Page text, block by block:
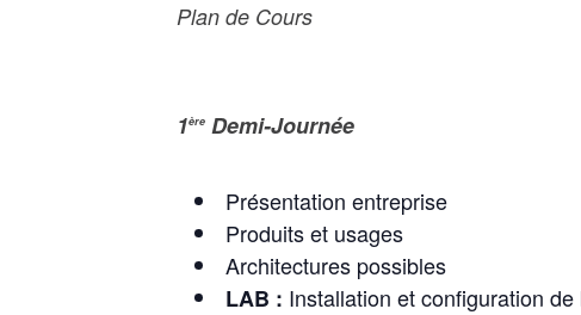
Plan de Cours
1ère Demi-Journée
Présentation entreprise
Produits et usages
Architectures possibles
LAB : Installation et configuration de